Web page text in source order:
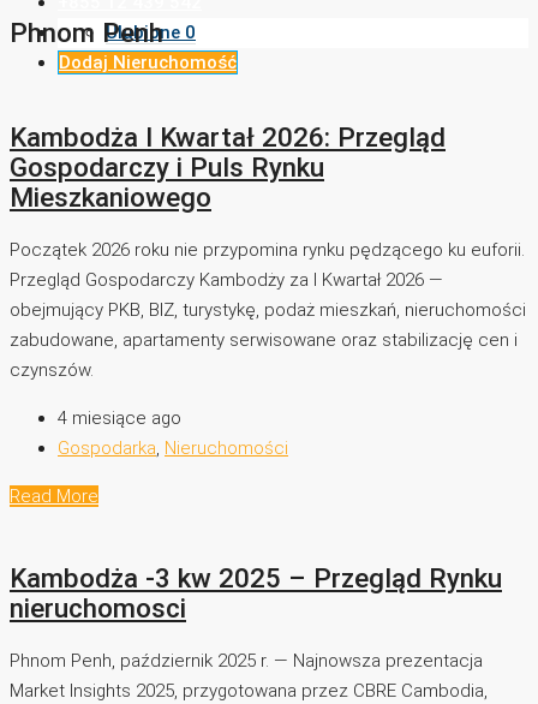
Ulubione 0
Dodaj Nieruchomość
Phnom Penh
Kambodża I Kwartał 2026: Przegląd
Gospodarczy i Puls Rynku
Mieszkaniowego
Początek 2026 roku nie przypomina rynku pędzącego ku euforii.
Przegląd Gospodarczy Kambodży za I Kwartał 2026 —
obejmujący PKB, BIZ, turystykę, podaż mieszkań, nieruchomości
zabudowane, apartamenty serwisowane oraz stabilizację cen i
czynszów.
4 miesiące ago
Gospodarka, Nieruchomości
Read More
Kambodża -3 kw 2025 – Przegląd Rynku
nieruchomosci
Phnom Penh, październik 2025 r. — Najnowsza prezentacja
Market Insights 2025, przygotowana przez CBRE Cambodia,